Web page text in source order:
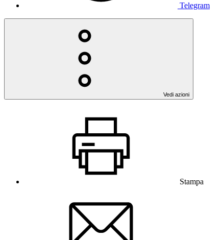
Telegram
Vedi azioni
Stampa